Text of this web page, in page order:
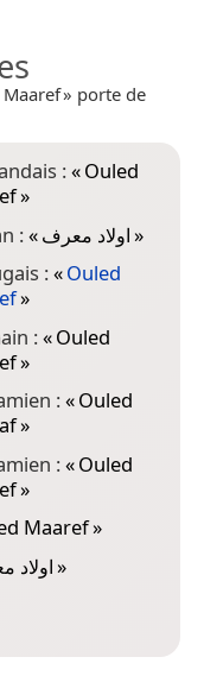
» porte de
:«Ouled
»
:«اولاد معرف»
:«Ouled
»
:«Ouled
»
:«Ouled
»
:«Ouled
»
Maaref»
اولاد»